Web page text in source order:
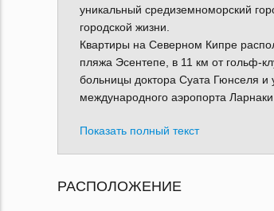
уникальный средиземноморский
городской жизни.
Квартиры на Северном Кипре
пляжа Эсентепе, в 11 км от гольф-
больницы доктора Суата Гюнселя и
международного аэропорта Ларнаки.
Показать полный текст
РАСПОЛОЖЕНИЕ